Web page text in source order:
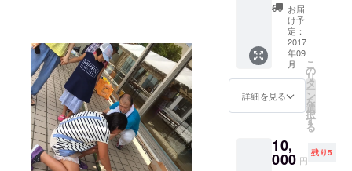
麺、平
麺、ち
ぢれ麺
など各
種そろ
えてい
ます。
お届
け予
定：
2017
年09
月
詳細を見る
こ
の
リ
タ
ー
ン
を
選
択
す
る
10,
000 円
残り5